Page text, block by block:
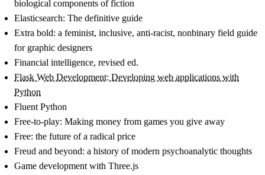
biological components of fiction
Elasticsearch: The definitive guide
Extra bold: a feminist, inclusive, anti-racist, nonbinary field guide
for graphic designers
Financial intelligence, revised ed.
Flask Web Development: Developing web applications with
Python
Fluent Python
Free-to-play: Making money from games you give away
Free: the future of a radical price
Freud and beyond: a history of modern psychoanalytic thoughts
Game development with Three.js